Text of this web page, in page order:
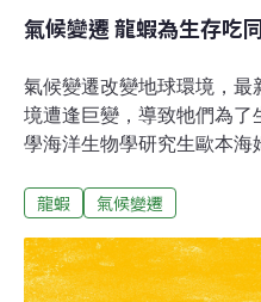
氣候變遷 龍蝦為生存吃
氣候變遷改變地球環境，最
境遭逢巨變，導致牠們為了
學海洋生物學研究生歐本海
外線攝影機拍攝。他本來以
遷造成海水暖化，使龍蝦
緬因灣的海水溫度，已達
龍蝦 氣候變遷